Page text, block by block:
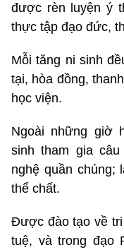
được rèn luyện ý
thực tập đạo đức,
Mỗi tăng ni sinh
tại, hòa đồng,
học viện.
Ngoài những giờ
sinh tham gia
nghệ quần chúng;
thể chất.
Được đào tạo về
tuệ, và trong đạo